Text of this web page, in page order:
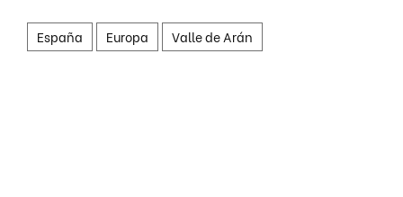
España Europa Valle de Arán